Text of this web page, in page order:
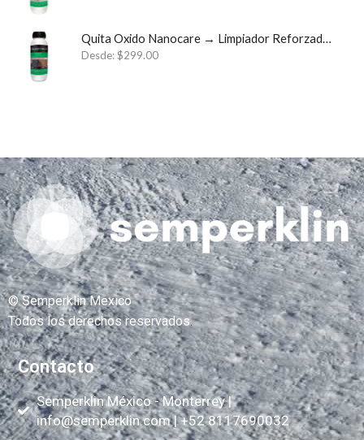
Quita Oxido Nanocare → Limpiador Reforzado Quita Óxido ✓
Desde:$299.00
© Semperklin Mexico
Todos los derechos reservados.
Contacto
Semperklin México - Monterrey |
info@semperklin.com| +52 8117690032